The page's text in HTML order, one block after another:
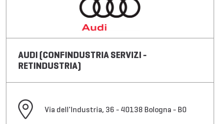
AUDI (CONFINDUSTRIA SERVIZI -
RETINDUSTRIA)
Via dell'Industria, 36 - 40138 Bologna - BO